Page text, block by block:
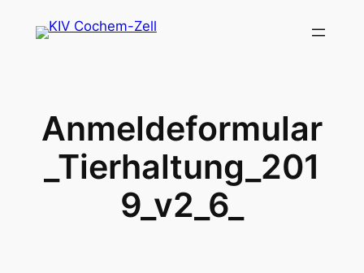
Inhalt
Anmeldeformular
_Tierhaltung_201
9_v2_6_